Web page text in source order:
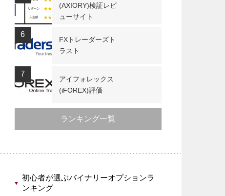
(AXIORY)検証レビ
ューサイト
6
FXトレーダーズト
ラスト
7
アイフォレックス
(iFOREX)評価
ランキング一覧
初心者が選ぶバイナリーオプションラ
ンキング